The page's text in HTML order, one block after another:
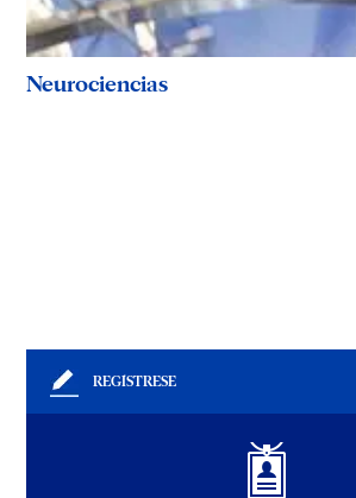
Neurociencias
REGÍSTRESE